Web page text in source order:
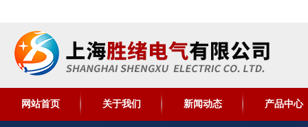
网站首页 关于我们 新闻动态 产品中心